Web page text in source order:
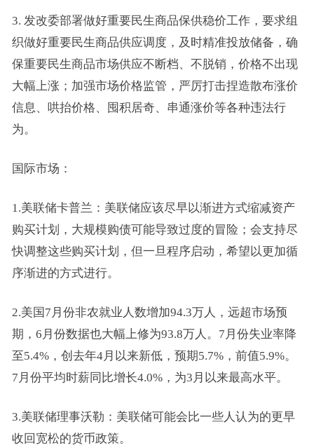
3. 发改委部署做好重要民生商品保供稳价工作，要求组
织做好重要民生商品供应调度，及时精准投放储备，确
保重要民生商品市场供应不断档、不脱销，价格不出现
大幅上涨；加强市场价格监管，严厉打击捏造散布涨价
信息、哄抬价格、囤积居奇、串通涨价等各种违法行
为。
国际市场：
1.美联储卡普兰：美联储应该尽早以渐进方式缩减资产
购买计划，大规模购债可能导致过度的冒险；会支持尽
快调整这些购买计划，但一旦程序启动，希望以更加循
序渐进的方式进行。
2.美国7月份非农就业人数增加94.3万人，远超市场预
期，6月份数据也大幅上修为93.8万人。7月份失业率降
至5.4%，创去年4月以来新低，预期5.7%，前值5.9%。
7月份平均时薪同比增长4.0%，为3月以来最高水平。
3.美联储理事沃勒：美联储可能会比一些人认为的更早
收回宽松的货币政策。